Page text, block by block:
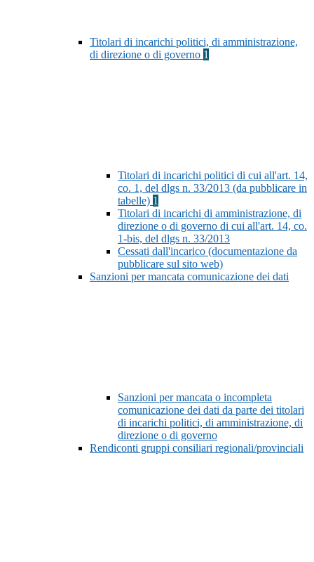
Titolari di incarichi politici, di amministrazione,
di direzione o di governo 1
Titolari di incarichi politici di cui all'art. 14,
co. 1, del dlgs n. 33/2013 (da pubblicare in
tabelle) 1
Titolari di incarichi di amministrazione, di
direzione o di governo di cui all'art. 14, co.
1-bis, del dlgs n. 33/2013
Cessati dall'incarico (documentazione da
pubblicare sul sito web)
Sanzioni per mancata comunicazione dei dati
Sanzioni per mancata o incompleta
comunicazione dei dati da parte dei titolari
di incarichi politici, di amministrazione, di
direzione o di governo
Rendiconti gruppi consiliari regionali/provinciali